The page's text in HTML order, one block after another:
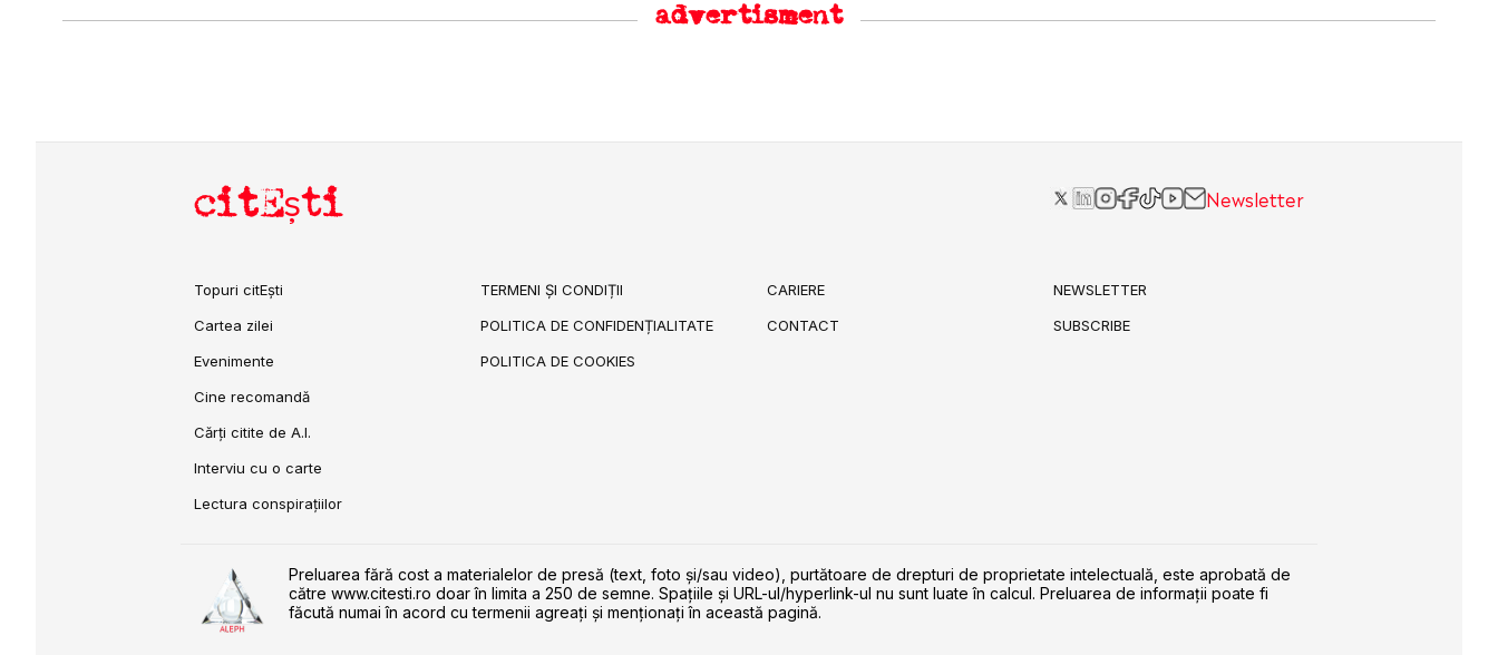
advertisment
citEști Newsletter
Topuri citEști
Cartea zilei
Evenimente
Cine recomandă
Cărți citite de A.I.
Interviu cu o carte
Lectura conspirațiilor
TERMENI ȘI CONDIȚII
POLITICA DE CONFIDENȚIALITATE
POLITICA DE COOKIES
CARIERE
CONTACT
NEWSLETTER
SUBSCRIBE
Preluarea fără cost a materialelor de presă (text, foto și/sau video), purtătoare de drepturi de proprietate intelectuală, este aprobată de
către www.citesti.ro doar în limita a 250 de semne. Spaţiile şi URL-ul/hyperlink-ul nu sunt luate în calcul. Preluarea de informaţii poate fi
făcută numai în acord cu termenii agreaţi şi menţionaţi în această pagină.